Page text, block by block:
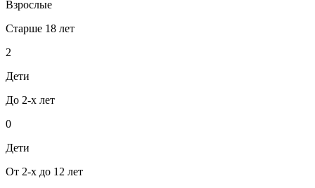
Взрослые
Старше 18 лет
2
Дети
До 2-х лет
0
Дети
От 2-х до 12 лет